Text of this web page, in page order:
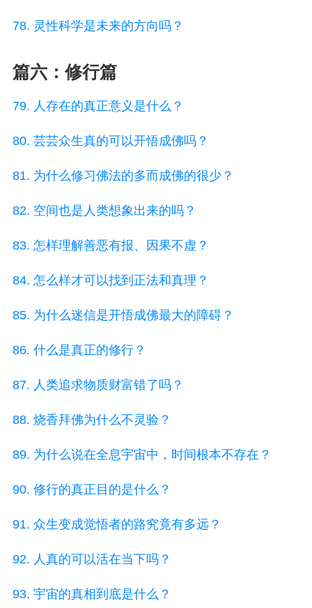
78. 灵性科学是未来的方向吗？
篇六：修行篇
79. 人存在的真正意义是什么？
80. 芸芸众生真的可以开悟成佛吗？
81. 为什么修习佛法的多而成佛的很少？
82. 空间也是人类想象出来的吗？
83. 怎样理解善恶有报、因果不虚？
84. 怎么样才可以找到正法和真理？
85. 为什么迷信是开悟成佛最大的障碍？
86. 什么是真正的修行？
87. 人类追求物质财富错了吗？
88. 烧香拜佛为什么不灵验？
89. 为什么说在全息宇宙中，时间根本不存在？
90. 修行的真正目的是什么？
91. 众生变成觉悟者的路究竟有多远？
92. 人真的可以活在当下吗？
93. 宇宙的真相到底是什么？